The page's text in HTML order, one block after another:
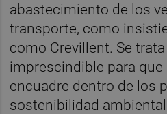
abastecimiento de los
transporte, como
como Crevillent. Se
imprescindible para
encuadre dentro de los
sostenibilidad